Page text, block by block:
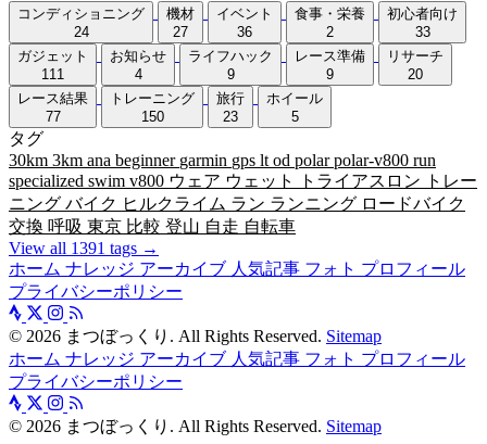
コンディショニング
24
機材
27
イベント
36
食事・栄養
2
初心者向け
33
ガジェット
111
お知らせ
4
ライフハック
9
レース準備
9
リサーチ
20
レース結果
77
トレーニング
150
旅行
23
ホイール
5
タグ
30km 3km ana beginner garmin gps lt od polarpolar-v800 run
specialized swim v800 ウェア ウェット トライアスロン
トレー
ニング バイク ヒルクライム ラン ランニング ロードバイク
交換 呼吸 東京 比較 登山 自走 自転車
View all 1391 tags →
ホーム ナレッジ アーカイブ 人気記事 フォト プロフィール
プライバシーポリシー
© 2026 まつぼっくり. All Rights Reserved. Sitemap
ホーム ナレッジ アーカイブ 人気記事 フォト プロフィール
プライバシーポリシー
© 2026 まつぼっくり. All Rights Reserved. Sitemap